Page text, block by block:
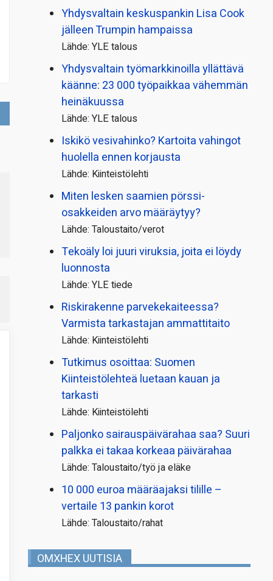
Yhdysvaltain keskuspankin Lisa Cook
jälleen Trumpin hampaissa
Lähde: YLE talous
Yhdysvaltain työmarkkinoilla yllättävä
käänne: 23 000 työpaikkaa vähemmän
heinäkuussa
Lähde: YLE talous
Iskikö vesivahinko? Kartoita vahingot
huolella ennen korjausta
Lähde: Kiinteistölehti
Miten lesken saamien pörssi­
osakkeiden arvo määräytyy?
Lähde: Taloustaito/verot
Tekoäly loi juuri viruksia, joita ei löydy
luonnosta
Lähde: YLE tiede
Riskirakenne parvekekaiteessa?
Varmista tarkastajan ammattitaito
Lähde: Kiinteistölehti
Tutkimus osoittaa: Suomen
Kiinteistölehteä luetaan kauan ja
tarkasti
Lähde: Kiinteistölehti
Paljonko sairauspäivä­rahaa saa? Suuri
palkka ei takaa korkeaa päivärahaa
Lähde: Taloustaito/työ ja eläke
10 000 euroa määräajaksi tilille –
vertaile 13 pankin korot
Lähde: Taloustaito/rahat
OMXHEX UUTISIA